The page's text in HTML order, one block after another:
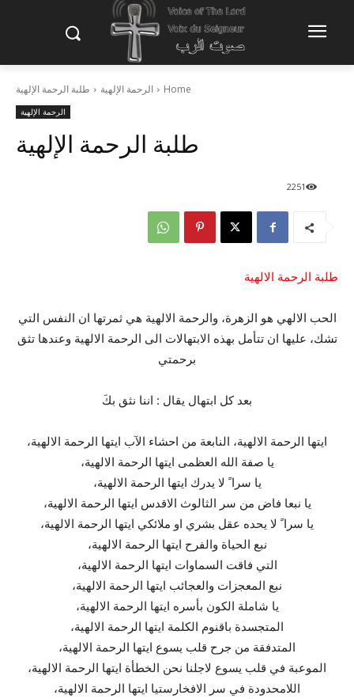
Home الرحمة الإلهية طلبة الرحمة الإلهية
الرحمة الإلهية
طلبة الرحمة الإلهية
2251
طلبة الرحمة الالهية
الحب الالهي هو الزهرة، والرحمة الالهية هي ثمرتها ان النفس التي
تشك، عليها ان تتأمل بهذه الابتهالات الى الرحمة الالهية وعندها تثق
برحمتي
بعد كل ابتهال يقال : اننا نثق بكَ
ايتها الرحمة الالهية، النابعة من احشاء الآب ايتها الرحمة الالهية،
يا صفة الله العظمى ايتها الرحمة الالهية،
يا سرا ً لا يدرك ايتها الرحمة الالهية،
يا نبعا فاض من سر الثالوث الاقدس ايتها الرحمة الالهية،
يا سرا ً لا يحده عقل بشري او ملائكي ايتها الرحمة الالهية،
نبع الحياة والفرح ايتها الرحمة الالهية،
التي فاقت السماوات ايتها الرحمة الالهية،
نبع المعجزات والعجائب ايتها الرحمة الالهية،
يا شاملة الكون بأسره ايتها الرحمة الالهية،
المتجسدة باقنوم الكلمة ايتها الرحمة الالهية،
المتدفقة من جرح قلب يسوع ايتها الرحمة الالهية،
الموعبة في قلب يسوع لاجلنا نحن الخطأة ايتها الرحمة الالهية،
اللامحدودة في سر الافخارستيا ايتها الرحمة الالهية،